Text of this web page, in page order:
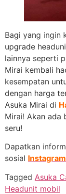
Bagi yang ingin
upgrade
lainnya seperti
Mirai kembali
kesempatan
dengan harga
Asuka Mirai di
Mirai! Akan ada
seru!
Dapatkan
sosial Instagram
Tagged Asuka
Headunit mobil